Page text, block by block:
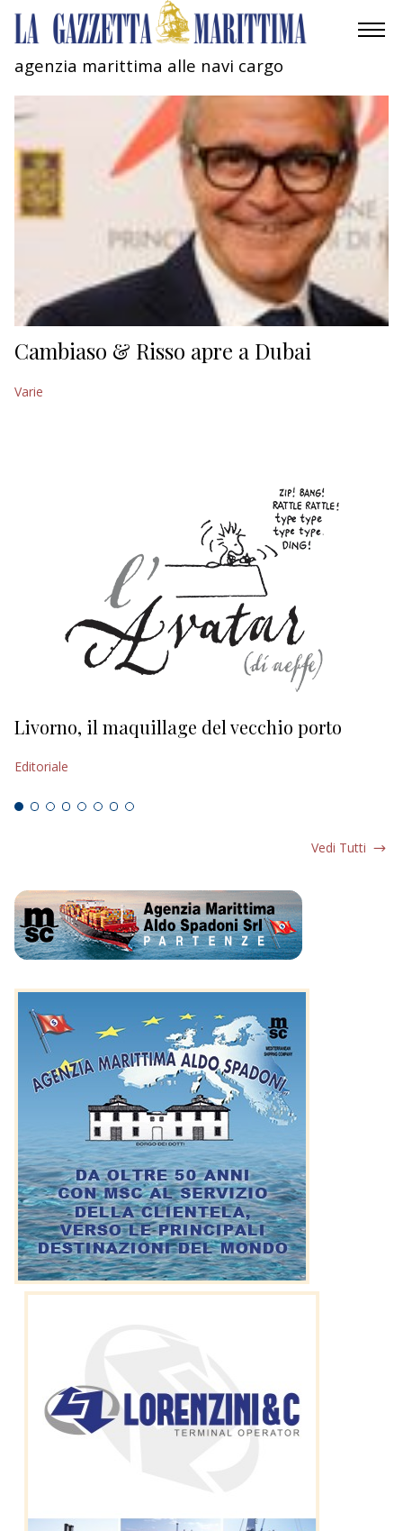
AMBIENTE
MOBILITÀ
INDUSTRIA
RICERCA
TURISMO
CULTURA
NAUTICA
agenzia marittima alle navi cargo
Cambiaso & Risso apre a Dubai
Varie
Livorno, il maquillage del vecchio porto
Editoriale
Vedi Tutti